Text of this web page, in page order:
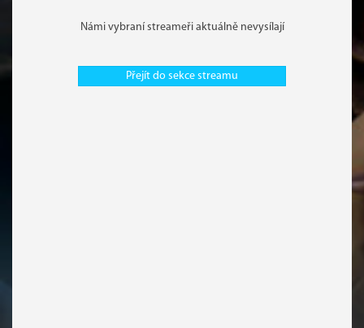
Námi vybraní streameři aktuálně nevysílají
Přejít do sekce streamu